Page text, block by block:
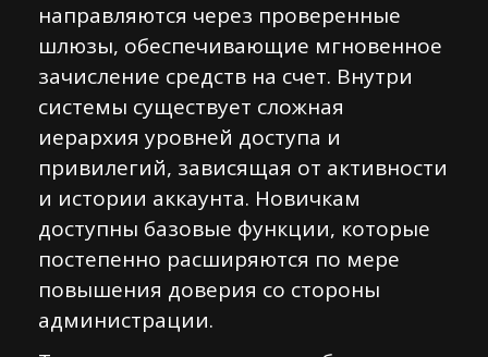
направляются через проверенные
шлюзы, обеспечивающие мгновенное
зачисление средств на счет. Внутри
системы существует сложная
иерархия уровней доступа и
привилегий, зависящая от активности
и истории аккаунта. Новичкам
доступны базовые функции, которые
постепенно расширяются по мере
повышения доверия со стороны
администрации.